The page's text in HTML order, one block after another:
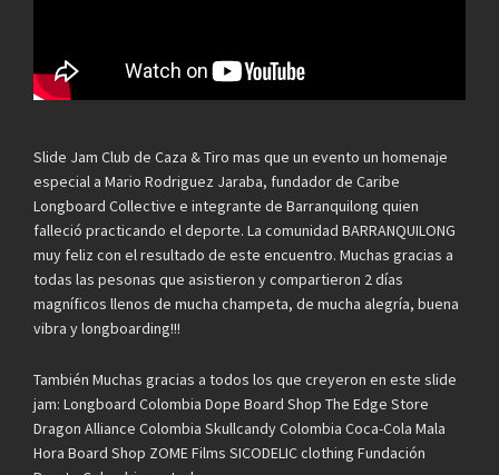
Slide Jam Club de Caza & Tiro mas que un evento un homenaje
especial a Mario Rodriguez Jaraba, fundador de Caribe
Longboard Collective e integrante de Barranquilong quien
falleció practicando el deporte. La comunidad BARRANQUILONG
muy feliz con el resultado de este encuentro. Muchas gracias a
todas las pesonas que asistieron y compartieron 2 días
magníficos llenos de mucha champeta, de mucha alegría, buena
vibra y longboarding!!!
También Muchas gracias a todos los que creyeron en este slide
jam: Longboard Colombia Dope Board Shop The Edge Store
Dragon Alliance Colombia Skullcandy Colombia Coca-Cola Mala
Hora Board Shop ZOME Films SICODELIC clothing Fundación